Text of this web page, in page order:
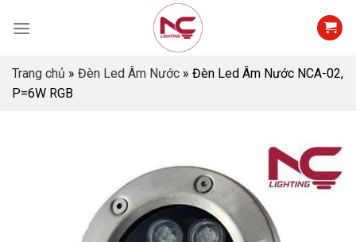
Trang chủ » Đèn Led Âm Nước » Đèn Led Âm Nước NCA-02,
P=6W RGB